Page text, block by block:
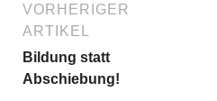
VORHERIGER
ARTIKEL
Bildung statt
Abschiebung!